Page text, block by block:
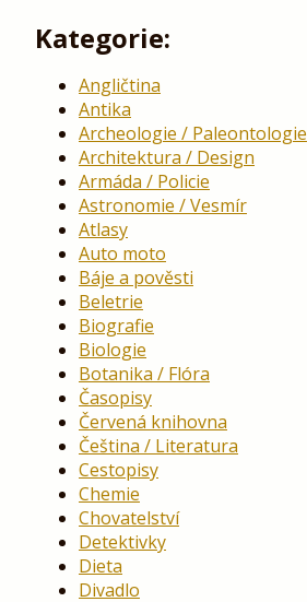
Kategorie:
Angličtina
Antika
Archeologie / Paleontologie
Architektura / Design
Armáda / Policie
Astronomie / Vesmír
Atlasy
Auto moto
Báje a pověsti
Beletrie
Biografie
Biologie
Botanika / Flóra
Časopisy
Červená knihovna
Čeština / Literatura
Cestopisy
Chemie
Chovatelství
Detektivky
Dieta
Divadlo